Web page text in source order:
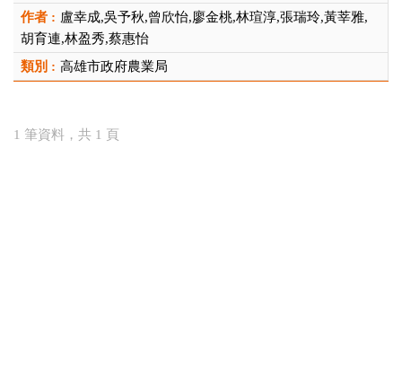
2007年
2件
2006年
1 件
2005年
2件
2004年 1件
盧幸成,吳予秋,曾欣怡,廖金桃,林瑄淳,張瑞玲,黃莘雅,
胡育連,林盈秀,蔡惠怡
高雄市政府農業局
1 筆資料，共 1 頁